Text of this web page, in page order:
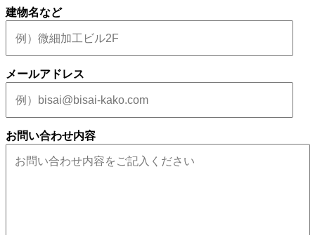
建物名など
メールアドレス
お問い合わせ内容